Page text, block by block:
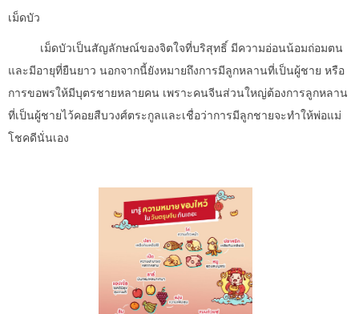
เม็ดบัว
เม็ดบัวเป็นสัญลักษณ์ของจิตใจที่บริสุทธิ์ มีความอ่อนน้อมถ่อมตน
และมีอายุที่ยืนยาว นอกจากนี้ยังหมายถึงการมีลูกหลานที่เป็นผู้ชาย หรือ
การขอพรให้มีบุตรชายหลายคน เพราะคนจีนส่วนใหญ่ต้องการลูกหลาน
ที่เป็นผู้ชายไว้คอยสืบวงศ์ตระกูลและเชื่อว่าการมีลูกชายจะทำให้พ่อแม่
โชคดีนั่นเอง